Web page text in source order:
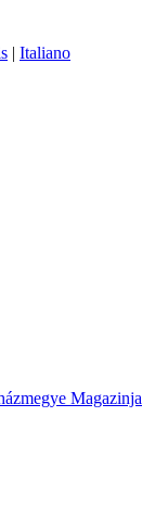
| Italiano
Magazinja